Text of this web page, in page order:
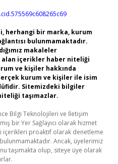
herhangi bir marka, kurum
bulunmamaktadır.
makaleler
alan içerikler haber niteliği
ve kişiler hakkında
kurum ve kişiler ile isim
Sitemizdeki bilgiler
taşımazlar.
Bilgi Teknolojileri ve İletişim
bir Yer Sağlayıcı olarak hizmet
içerikleri proaktif olarak denetleme
Ancak, üyelerimiz
taşımakta olup, siteye üye olarak